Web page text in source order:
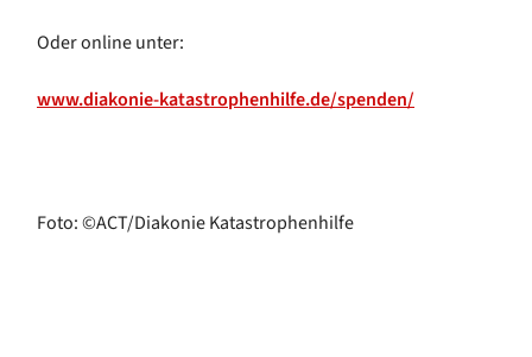
Oder online unter:
www.diakonie-katastrophenhilfe.de/spenden/
Foto: ©ACT/Diakonie Katastrophenhilfe